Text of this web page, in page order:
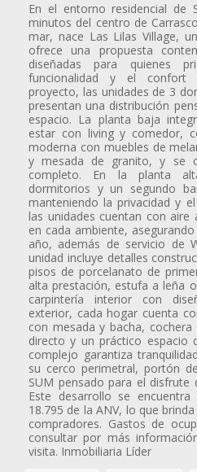
En el entorno residencial de
minutos del centro de
mar, nace Las Lilas Village,
ofrece una propuesta
diseñadas para quienes
funcionalidad y el confort
proyecto, las unidades de 3
presentan una distribución
espacio. La planta baja
estar con living y comedor,
moderna con muebles de
y mesada de granito, y se
completo. En la planta
dormitorios y un segundo
manteniendo la privacidad y
las unidades cuentan con aire
en cada ambiente,
año, además de servicio de
unidad incluye detalles
pisos de porcelanato de
alta prestación, estufa a leña
carpintería interior con
exterior, cada hogar cuenta
con mesada y bacha,
directo y un práctico espacio
complejo garantiza
su cerco perimetral, portón
SUM pensado para el disfrute
Este desarrollo se
18.795 de la ANV, lo que
compradores. Gastos de
consultar por más
visita. Inmobiliaria Líder